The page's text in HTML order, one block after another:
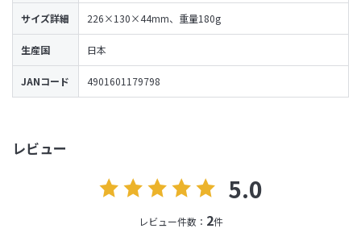
レビュー
5.0
レビュー件数： 2件
サイズ詳細 226×130×44mm、重量180g
生産国 日本
JANコード 4901601179798